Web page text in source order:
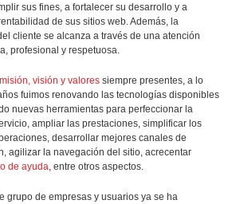
sus fines, a fortalecer su desarrollo y a
de sus sitios web. Además, la
cliente se alcanza a través de una atención
profesional y respetuosa.
misión, visión y valoressiempre presentes, a lo
fuimos renovando las tecnologías disponibles
nuevas herramientas para perfeccionar la
ampliar las prestaciones, simplificar los
desarrollar mejores canales de
agilizar la navegación del sitio, acrecentar
de ayuda, entre otros aspectos.
grupo de empresas y usuarios ya se ha